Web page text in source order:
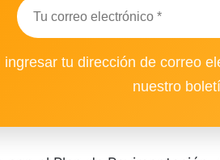
ingresar tu dirección de correo
nuestro